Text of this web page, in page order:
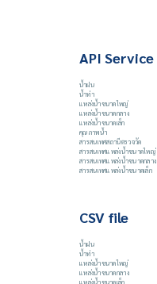
API Service
น้ำฝน
น้ำท่า
แหล่งน้ำขนาดใหญ่
แหล่งน้ำขนาดกลาง
แหล่งน้ำขนาดเล็ก
คุณภาพน้ำ
สารสนเทศสถานีตรวจวัด
สารสนเทศแหล่งน้ำขนาดใหญ่
สารสนเทศแหล่งน้ำขนาดกลาง
สารสนเทศแหล่งน้ำขนาดเล็ก
CSV file
น้ำฝน
น้ำท่า
แหล่งน้ำขนาดใหญ่
แหล่งน้ำขนาดกลาง
แหล่งน้ำขนาดเล็ก